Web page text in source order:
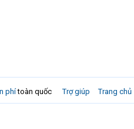
Trợ giúp Trang chủ
phítoàn quốc